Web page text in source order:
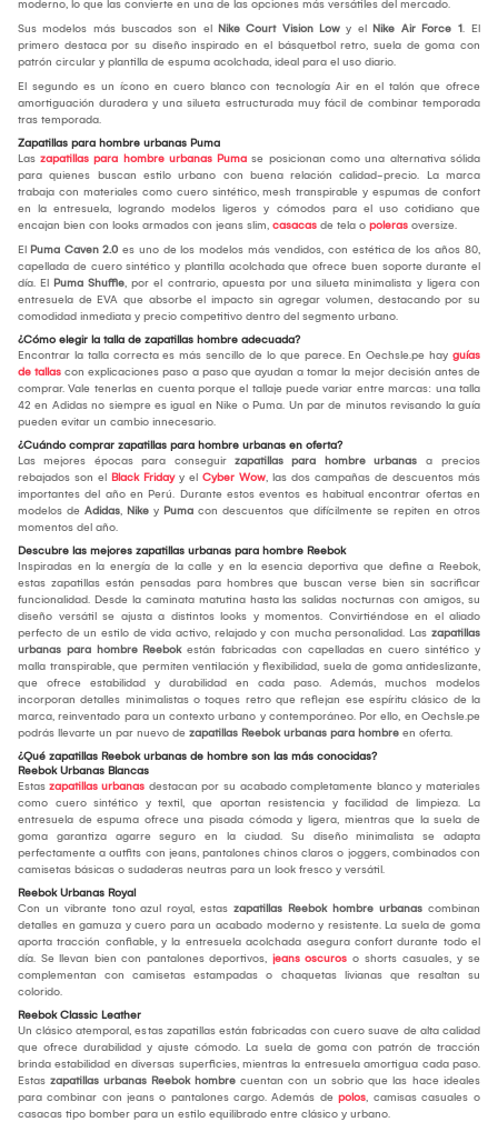
moderno, lo que las convierte en una de las opciones más versátiles del mercado.
Sus modelos más buscados son el Nike Court Vision Low y el Nike Air Force 1. El
primero destaca por su diseño inspirado en el básquetbol retro, suela de goma con
patrón circular y plantilla de espuma acolchada, ideal para el uso diario.
El segundo es un ícono en cuero blanco con tecnología Air en el talón que ofrece
amortiguación duradera y una silueta estructurada muy fácil de combinar temporada
tras temporada.
Zapatillas para hombre urbanas Puma
Las zapatillas para hombre urbanas Puma se posicionan como una alternativa sólida
para quienes buscan estilo urbano con buena relación calidad-precio. La marca
trabaja con materiales como cuero sintético, mesh transpirable y espumas de confort
en la entresuela, logrando modelos ligeros y cómodos para el uso cotidiano que
encajan bien con looks armados con jeans slim, casacas de tela o poleras oversize.
El Puma Caven 2.0 es uno de los modelos más vendidos, con estética de los años 80,
capellada de cuero sintético y plantilla acolchada que ofrece buen soporte durante el
día. El Puma Shuffle, por el contrario, apuesta por una silueta minimalista y ligera con
entresuela de EVA que absorbe el impacto sin agregar volumen, destacando por su
comodidad inmediata y precio competitivo dentro del segmento urbano.
¿Cómo elegir la talla de zapatillas hombre adecuada?
Encontrar la talla correcta es más sencillo de lo que parece. En Oechsle.pe hay guías
de tallas con explicaciones paso a paso que ayudan a tomar la mejor decisión antes de
comprar. Vale tenerlas en cuenta porque el tallaje puede variar entre marcas: una talla
42 en Adidas no siempre es igual en Nike o Puma. Un par de minutos revisando la guía
pueden evitar un cambio innecesario.
¿Cuándo comprar zapatillas para hombre urbanas en oferta?
Las mejores épocas para conseguir zapatillas para hombre urbanas a precios
rebajados son el Black Fridayy el Cyber Wow, las dos campañas de descuentos más
importantes del año en Perú. Durante estos eventos es habitual encontrar ofertas en
modelos de Adidas, Nike y Puma con descuentos que difícilmente se repiten en otros
momentos del año.
Descubre las mejores zapatillas urbanas para hombre Reebok
Inspiradas en la energía de la calle y en la esencia deportiva que define a Reebok,
estas zapatillas están pensadas para hombres que buscan verse bien sin sacrificar
funcionalidad. Desde la caminata matutina hasta las salidas nocturnas con amigos, su
diseño versátil se ajusta a distintos looks y momentos. Convirtiéndose en el aliado
perfecto de un estilo de vida activo, relajado y con mucha personalidad. Las zapatillas
urbanas para hombre Reebok están fabricadas con capelladas en cuero sintético y
malla transpirable, que permiten ventilación y flexibilidad, suela de goma antideslizante,
que ofrece estabilidad y durabilidad en cada paso. Además, muchos modelos
incorporan detalles minimalistas o toques retro que reflejan ese espíritu clásico de la
marca, reinventado para un contexto urbano y contemporáneo. Por ello, en Oechsle.pe
podrás llevarte un par nuevo de zapatillas Reebok urbanas para hombre en oferta.
¿Qué zapatillas Reebok urbanas de hombre son las más conocidas?
Reebok Urbanas Blancas
Estas zapatillas urbanas destacan por su acabado completamente blanco y materiales
como cuero sintético y textil, que aportan resistencia y facilidad de limpieza. La
entresuela de espuma ofrece una pisada cómoda y ligera, mientras que la suela de
goma garantiza agarre seguro en la ciudad. Su diseño minimalista se adapta
perfectamente a outfits con jeans, pantalones chinos claros o joggers, combinados con
camisetas básicas o sudaderas neutras para un look fresco y versátil.
Reebok Urbanas Royal
Con un vibrante tono azul royal, estas zapatillas Reebok hombre urbanas combinan
detalles en gamuza y cuero para un acabado moderno y resistente. La suela de goma
aporta tracción confiable, y la entresuela acolchada asegura confort durante todo el
día. Se llevan bien con pantalones deportivos, jeans oscuros o shorts casuales, y se
complementan con camisetas estampadas o chaquetas livianas que resaltan su
colorido.
Reebok Classic Leather
Un clásico atemporal, estas zapatillas están fabricadas con cuero suave de alta calidad
que ofrece durabilidad y ajuste cómodo. La suela de goma con patrón de tracción
brinda estabilidad en diversas superficies, mientras la entresuela amortigua cada paso.
Estas zapatillas urbanas Reebok hombre cuentan con un sobrio que las hace ideales
para combinar con jeans o pantalones cargo. Además de polos, camisas casuales o
casacas tipo bomber para un estilo equilibrado entre clásico y urbano.